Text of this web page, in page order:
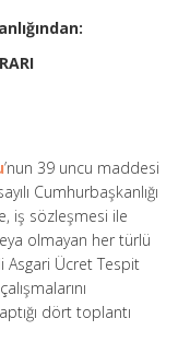
’nun 39 uncu maddesi
Cumhurbaşkanlığı
iş sözleşmesi ile
olmayan her türlü
Asgari Ücret Tespit
dört toplantı